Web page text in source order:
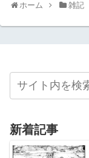
ホーム 雑記
新着記事